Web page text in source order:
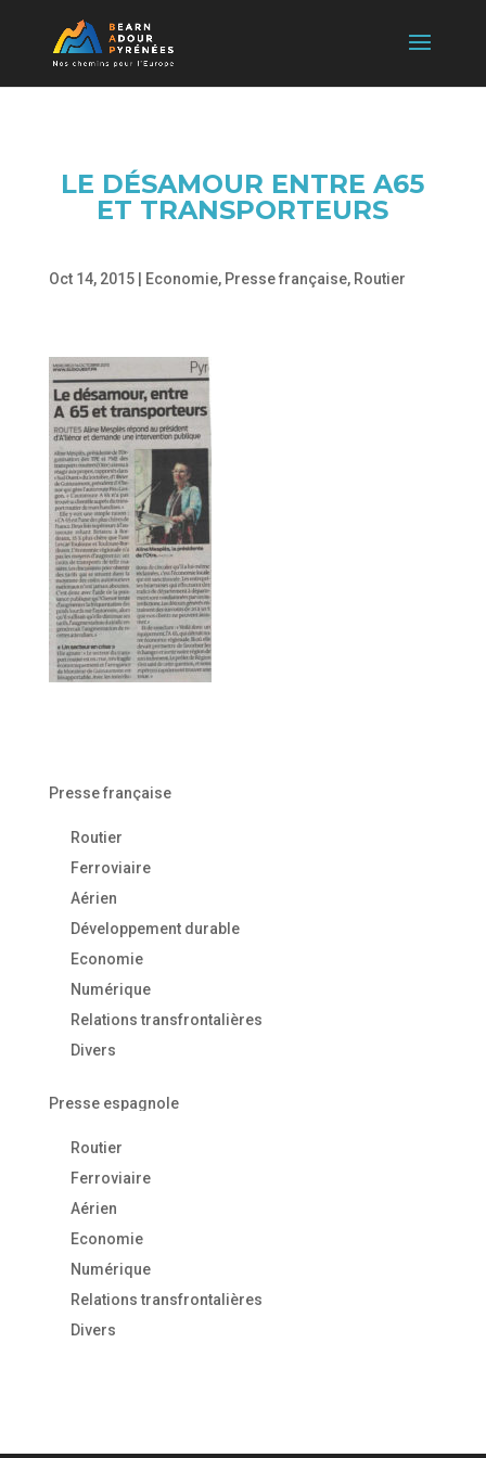
LE DÉSAMOUR ENTRE A65
ET TRANSPORTEURS
Oct 14, 2015| Economie, Presse française, Routier
Presse française
Routier
Ferroviaire
Aérien
Développement durable
Economie
Numérique
Relations transfrontalières
Divers
Presse espagnole
Routier
Ferroviaire
Aérien
Economie
Numérique
Relations transfrontalières
Divers